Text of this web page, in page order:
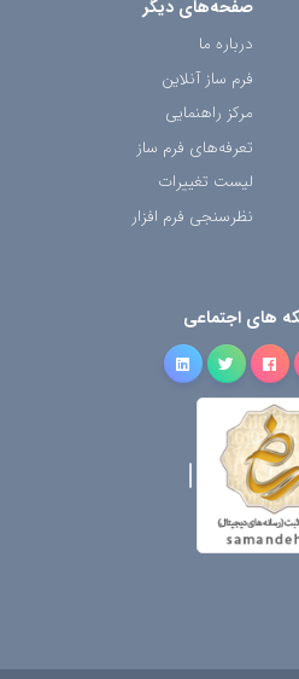
صفحه‌های دیگر
درباره ما
فرم ساز آنلاین
مرکز راهنمایی
تعرفه‌های فرم ساز
لیست تغییرات
نظرسنجی فرم افزار
های اجتماعی